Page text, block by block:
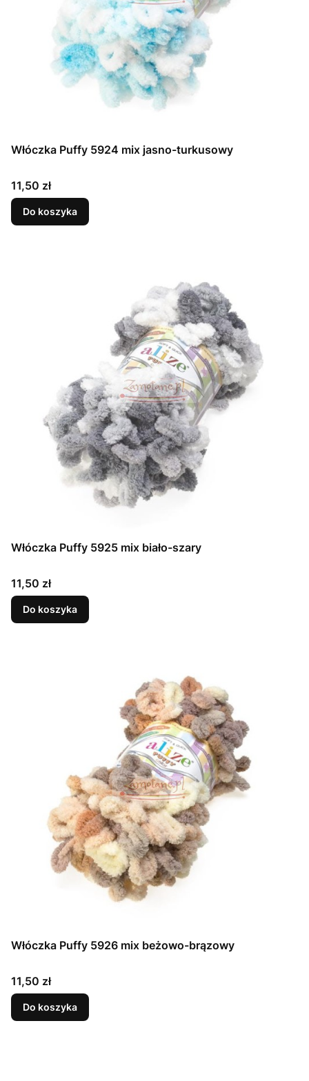
Włóczka Puffy 5924 mix jasno-turkusowy
Cena
11,50 zł
Do koszyka
Włóczka Puffy 5925 mix biało-szary
Cena
11,50 zł
Do koszyka
Włóczka Puffy 5926 mix beżowo-brązowy
Cena
11,50 zł
Do koszyka